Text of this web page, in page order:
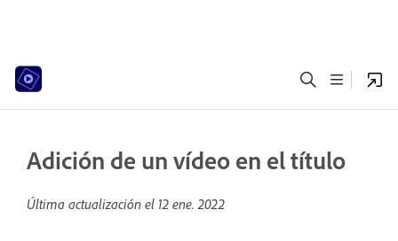
Adición de un vídeo en el título
Última actualización el 12 ene. 2022